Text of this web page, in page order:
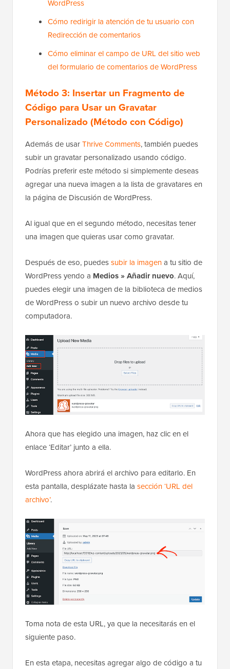
WordPress
Cómo redirigir la atención de tu usuario con
Redirección de comentarios
Cómo eliminar el campo de URL del sitio web
del formulario de comentarios de WordPress
Método 3: Insertar un Fragmento de
Código para Usar un Gravatar
Personalizado (Método con Código)
Además de usarThrive Comments, también puedes
subir un gravatar personalizado usando código.
Podrías preferir este método si simplemente deseas
agregar una nueva imagen a la lista de gravatares en
la página de Discusión de WordPress.
Al igual que en el segundo método, necesitas tener
una imagen que quieras usar como gravatar.
Después de eso, puedessubir la imagena tu sitio de
WordPress yendo a Medios » Añadir nuevo. Aquí,
puedes elegir una imagen de la biblioteca de medios
de WordPress o subir un nuevo archivo desde tu
computadora.
Ahora que has elegido una imagen, haz clic en el
enlace ‘Editar’ junto a ella.
WordPress ahora abrirá el archivo para editarlo. En
esta pantalla, desplázate hasta la sección ‘URL del
archivo’.
Toma nota de esta URL, ya que la necesitarás en el
siguiente paso.
En esta etapa, necesitas agregar algo de código a tu